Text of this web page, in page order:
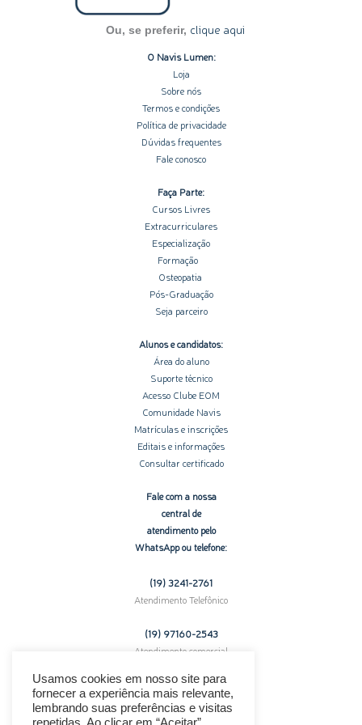
Ou, se preferir, clique aqui
O Navis Lumen:
Loja
Sobre nós
Termos e condições
Política de privacidade
Dúvidas frequentes
Fale conosco
Faça Parte:
Cursos Livres
Extracurriculares
Especialização
Formação
Osteopatia
Pós-Graduação
Seja parceiro
Alunos e candidatos:
Área do aluno
Suporte técnico
Acesso Clube EOM
Comunidade Navis
Matrículas e inscrições
Editais e informações
Consultar certificado
Fale com a nossa
central de
atendimento pelo
WhatsApp ou telefone:
(19) 3241-2761
Atendimento Telefônico
(19) 97160-2543
Atendimento comercial
Enfrentando problemas técnicos?
Clique aqui para suporte.
Usamos cookies em nosso site para
fornecer a experiência mais relevante,
lembrando suas preferências e visitas